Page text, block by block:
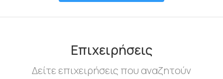
Επιχειρήσεις
Δείτε επιχειρήσεις που αναζητούν